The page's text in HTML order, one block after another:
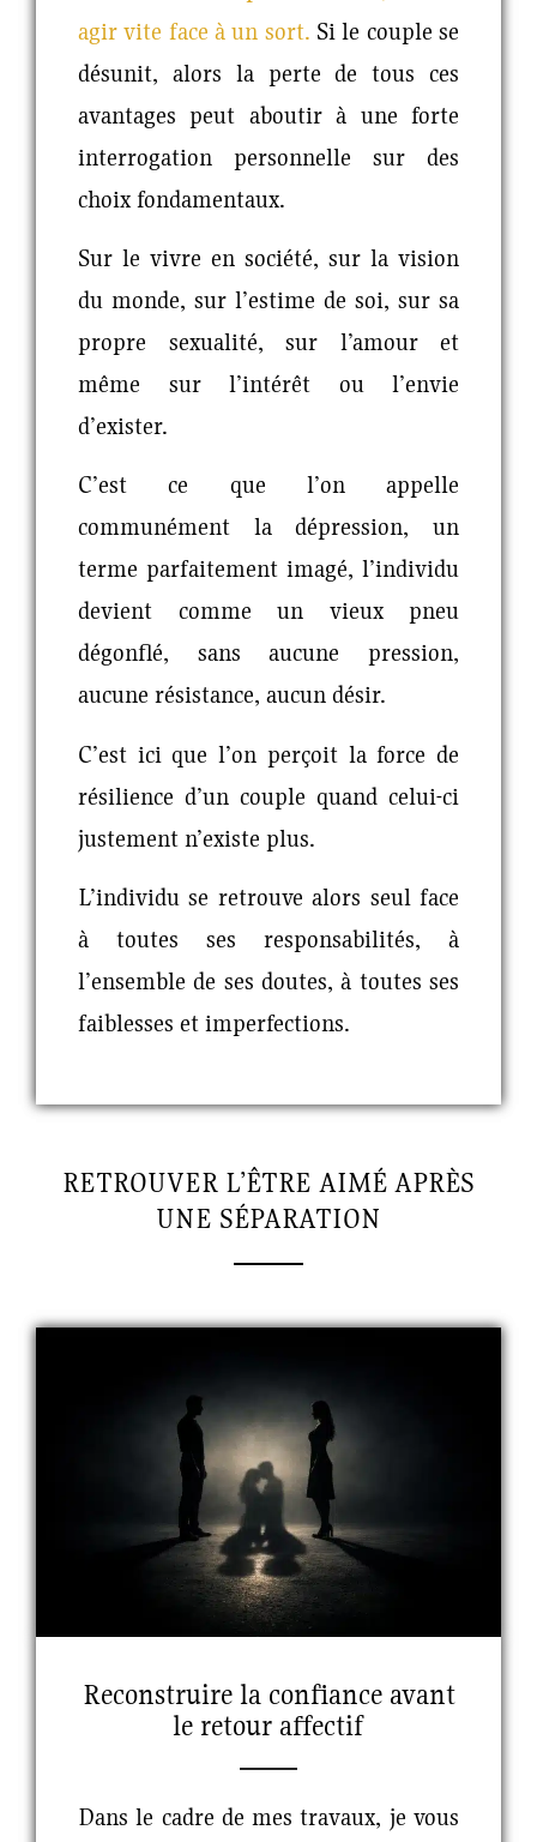
agir vite face à un sort. Si le couple se
désunit, alors la perte de tous ces
avantages peut aboutir à une forte
interrogation personnelle sur des
choix fondamentaux.
Sur le vivre en société, sur la vision
du monde, sur l’estime de soi, sur sa
propre sexualité, sur l’amour et
même sur l’intérêt ou l’envie
d’exister.
C’est ce que l’on appelle
communément la dépression, un
terme parfaitement imagé, l’individu
devient comme un vieux pneu
dégonflé, sans aucune pression,
aucune résistance, aucun désir.
C’est ici que l’on perçoit la force de
résilience d’un couple quand celui-ci
justement n’existe plus.
L’individu se retrouve alors seul face
à toutes ses responsabilités, à
l’ensemble de ses doutes, à toutes ses
faiblesses et imperfections.
RETROUVER L’ÊTRE AIMÉ APRÈS
UNE SÉPARATION
Reconstruire la confiance avant
le retour affectif
Dans le cadre de mes travaux, je vous